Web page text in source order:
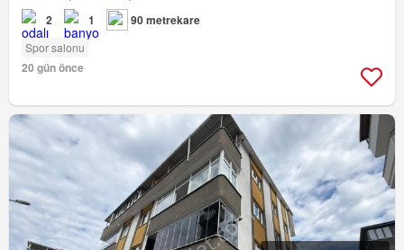
2 1 90 metrekare
Spor salonu
20 gün önce